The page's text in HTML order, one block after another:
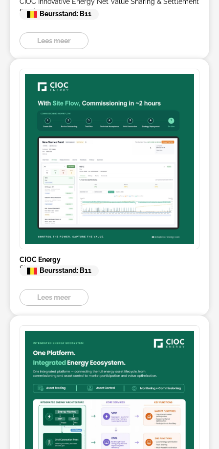
ServiceBeursstand: B11
Lees meer
CIOC Energy
Site FlowBeursstand: B11
Lees meer